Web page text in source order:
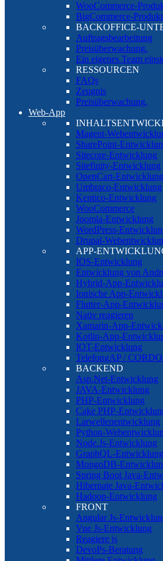
WooCommerce-
BigCommerce-Produkt
BACKOFFICE-
Auftragsbearbeitung
Preisüberwachung.
Ein eigenes Team
RESSOURCEN
FAQs
Zeugnis
Preisüberwachung.
Web-App
Magent-
SharePoint-
Sitecore-Entwicklung
Sitefinity-Entwicklung
OpenCart-Entwicklung
Umbraco-Entwicklung
Kentico-Entwicklung
WooCommerce
Joomla-Entwicklung
WordPress-
Drupal-
APP-
IOS-Entwicklung
Entwicklung von
Hybrid-App-
Ionische App-
Flutter-App-
Nativ reagieren
Xamarin-App-
Kotlin-App-
IOT-Entwicklung
TelefongAP /
BACKEND
Asp.Net-Entwicklung
JAVA-Entwicklung
PHP-Entwicklung
Cake PHP-
Larwellenentwicklung
Python-
Node.Js-Entwicklung
GraphQL-Entwicklung
MongoDB-
Spring Boot Java-
Hibernate Java-
Hadoop-Entwicklung
FRONT
Angular Js-
Vue Js-Entwicklung
Reagiere js
DevoPs-Beratung